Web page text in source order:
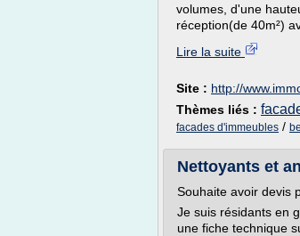
volumes, d'une
réception(de 40m²)
Lire la suite
Site : http://
Thèmes liés :
facades d'immeubles /
Nettoyants et
Souhaite avoir devis
Je suis résidants en
une fiche technique